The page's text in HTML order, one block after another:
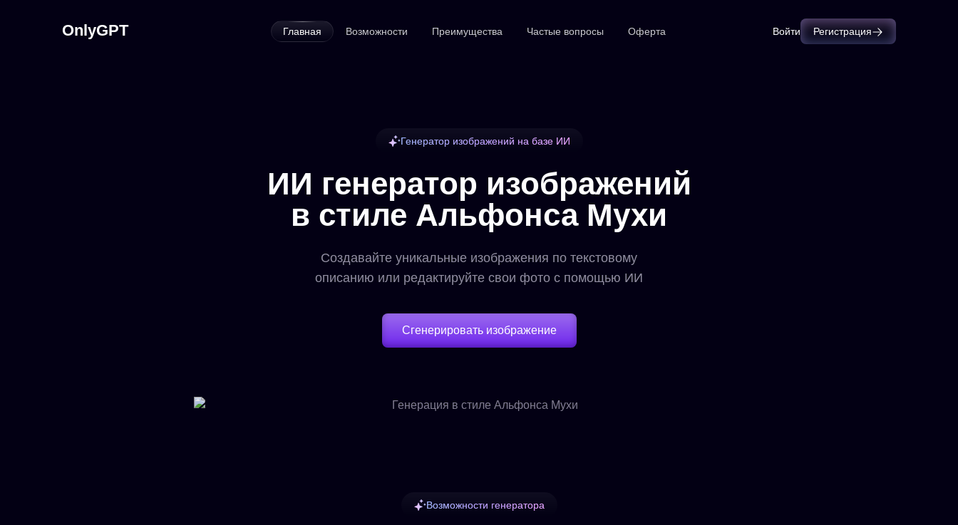
OnlyGPT Главная Возможности Преимущества Частые вопросы Оферта Войти Регистрация
Генератор изображений на базе ИИ
ИИ генератор изображений
в стиле Альфонса Мухи
Создавайте уникальные изображения по текстовому
описанию или редактируйте свои фото с помощью ИИ
Сгенерировать изображение
Возможности генератора